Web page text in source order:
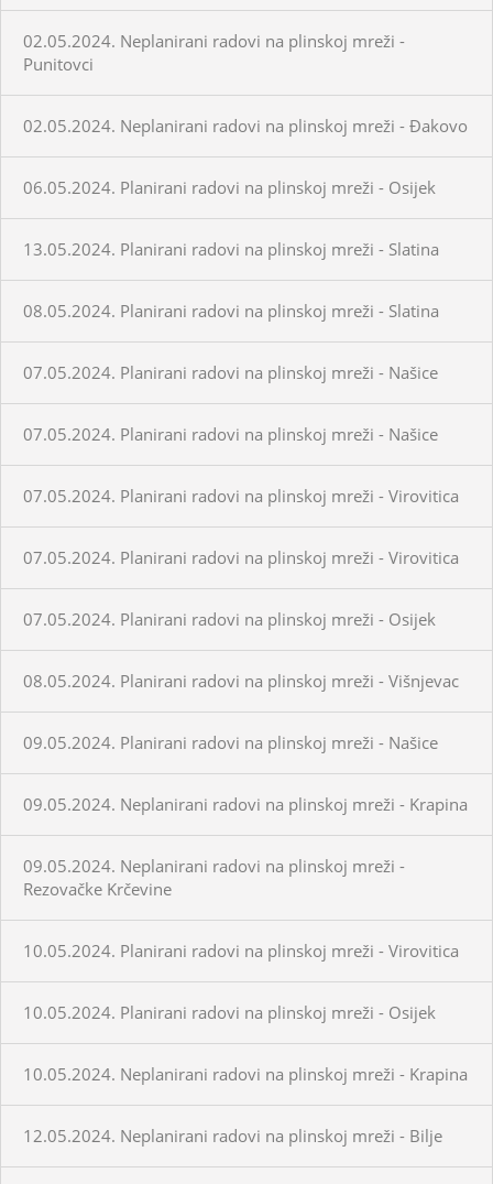
02.05.2024. Neplanirani radovi na plinskoj mreži -
Punitovci
02.05.2024. Neplanirani radovi na plinskoj mreži - Đakovo
06.05.2024. Planirani radovi na plinskoj mreži - Osijek
13.05.2024. Planirani radovi na plinskoj mreži - Slatina
08.05.2024. Planirani radovi na plinskoj mreži - Slatina
07.05.2024. Planirani radovi na plinskoj mreži - Našice
07.05.2024. Planirani radovi na plinskoj mreži - Našice
07.05.2024. Planirani radovi na plinskoj mreži - Virovitica
07.05.2024. Planirani radovi na plinskoj mreži - Virovitica
07.05.2024. Planirani radovi na plinskoj mreži - Osijek
08.05.2024. Planirani radovi na plinskoj mreži - Višnjevac
09.05.2024. Planirani radovi na plinskoj mreži - Našice
09.05.2024. Neplanirani radovi na plinskoj mreži - Krapina
09.05.2024. Neplanirani radovi na plinskoj mreži -
Rezovačke Krčevine
10.05.2024. Planirani radovi na plinskoj mreži - Virovitica
10.05.2024. Planirani radovi na plinskoj mreži - Osijek
10.05.2024. Neplanirani radovi na plinskoj mreži - Krapina
12.05.2024. Neplanirani radovi na plinskoj mreži - Bilje